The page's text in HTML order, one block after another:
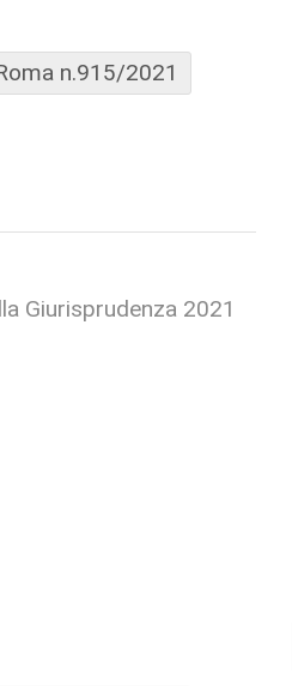
n.915/2021
Giurisprudenza 2021